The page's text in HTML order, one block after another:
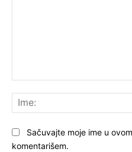
Sačuvajte moje ime u
komentarišem.